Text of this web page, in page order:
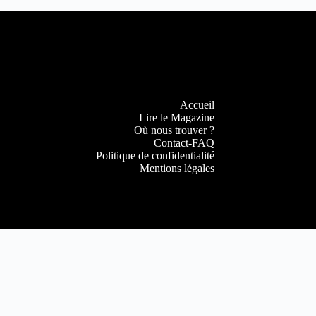
Accueil
Lire le Magazine
Où nous trouver ?
Contact-FAQ
Politique de confidentialité
Mentions légales